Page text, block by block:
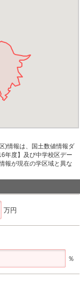
)情報は、国土数値情報ダ
年度】及び中学校区デー
報が現在の学区域と異な
万円
％